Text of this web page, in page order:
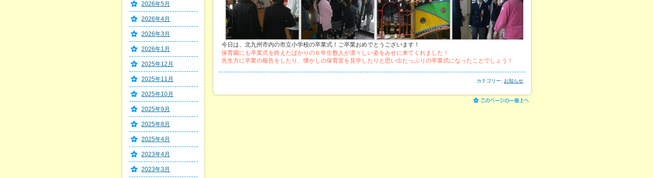
今日は、北九州市内の市立小学校の卒業式！ご卒業おめでとうございます！
保育園にも卒業式を終えたばかりの６年生数人が凛々しい姿をみせに来てくれました！
先生方に卒業の報告をしたり、懐かしの保育室を見学したりと思い出たっぷりの卒業式になったことでしょう！
カテゴリー: お知らせ
2026年5月
2026年4月
2026年3月
2026年1月
2025年12月
2025年11月
2025年10月
2025年9月
2025年8月
2025年4月
2023年4月
2023年3月